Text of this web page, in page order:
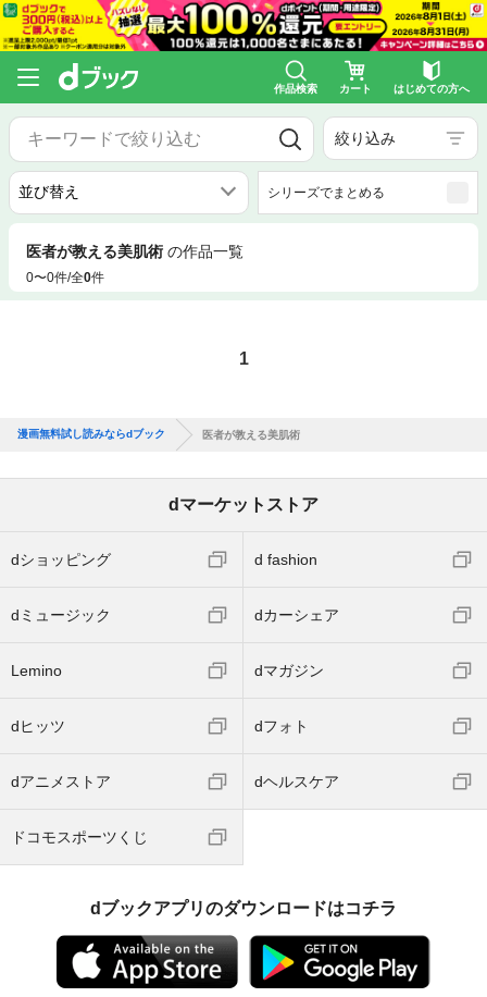
作品検索 カート はじめての方へ
絞り込み
シリーズでまとめる
医者が教える美肌術 の作品一覧
0〜0件/全0件
1
漫画無料試し読みならdブック 医者が教える美肌術
dマーケットストア
dショッピング d fashion
dミュージック dカーシェア
Lemino dマガジン
dヒッツ dフォト
dアニメストア dヘルスケア
ドコモスポーツくじ
dブックアプリのダウンロードはコチラ